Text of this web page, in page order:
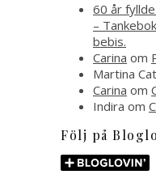
60 år
–
bebis.
Carina om
Martina
Carina om
Indira om
Följ på